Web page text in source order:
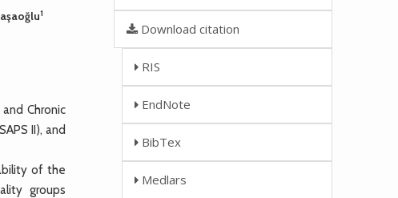
1
Chronic
II), and
of the
groups
Download citation
RIS
EndNote
BibTex
Medlars